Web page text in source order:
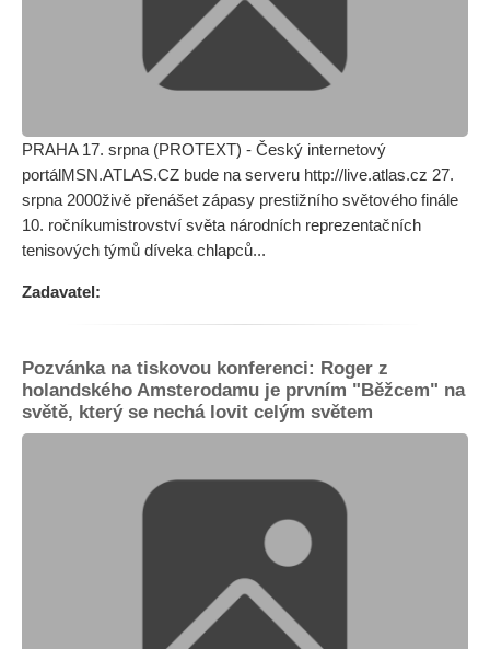
PRAHA 17. srpna (PROTEXT) - Český internetový
portálMSN.ATLAS.CZ bude na serveru http://live.atlas.cz 27.
srpna 2000živě přenášet zápasy prestižního světového finále
10. ročníkumistrovství světa národních reprezentačních
tenisových týmů díveka chlapců...
Zadavatel:
Pozvánka na tiskovou konferenci: Roger z
holandského Amsterodamu je prvním "Běžcem" na
světě, který se nechá lovit celým světem